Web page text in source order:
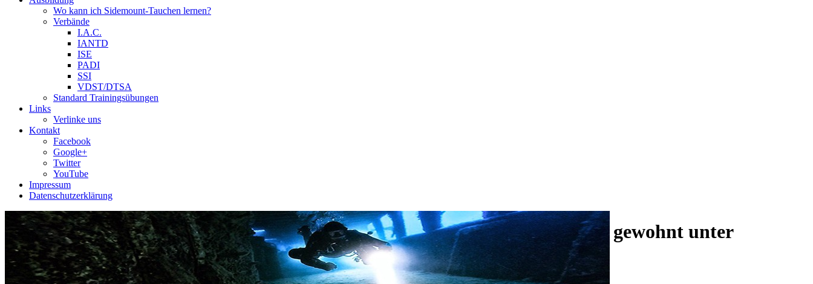
Wo kann ich Sidemount-Tauchen lernen?
Verbände
I.A.C.
IANTD
ISE
PADI
SSI
VDST/DTSA
Standard Trainingsübungen
Links
Verlinke uns
Kontakt
Facebook
Google+
Twitter
YouTube
Impressum
Datenschutzerklärung
Das Sidemount-Forum ist auf ein neues Forensystem umgezogen und wie gewohnt unter
https://www.sidemount-forum.comerreichbar.